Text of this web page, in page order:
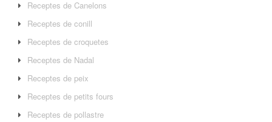
Receptes de Canelons
Receptes de conill
Receptes de croquetes
Receptes de Nadal
Receptes de peix
Receptes de petits fours
Receptes de pollastre